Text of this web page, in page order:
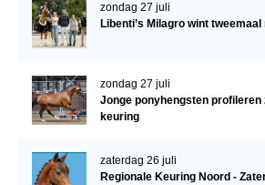
zondag 27 juli
Libenti’s Milagro wint
zondag 27 juli
Jonge ponyhengsten profileren
keuring
zaterdag 26 juli
Regionale Keuring Noord -